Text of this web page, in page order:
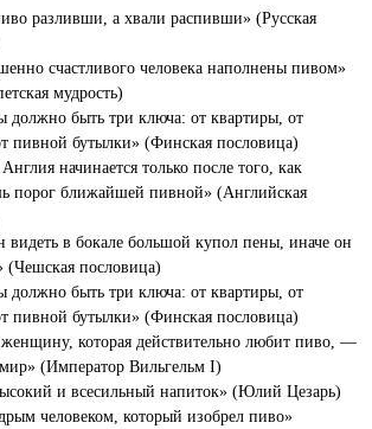
разливши, а хвали распивши» (Русская
счастливого человека наполнены пивом»
мудрость)
быть три ключа: от квартиры, от
пивной бутылки» (Финская пословица)
начинается только после того, как
порог ближайшей пивной» (Английская
видеть в бокале большой купол пены, иначе он
(Чешская пословица)
быть три ключа: от квартиры, от
пивной бутылки» (Финская пословица)
которая действительно любит пиво, —
(Император Вильгельм I)
и всесильный напиток» (Юлий Цезарь)
человеком, который изобрел пиво»